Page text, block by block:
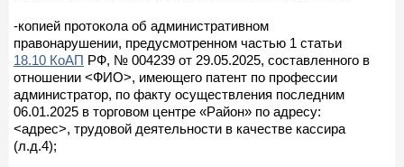
-копией протокола об административном
правонарушении, предусмотренном частью 1 статьи
18.10 КоАП РФ, № 004239 от 29.05.2025, составленного в
отношении <ФИО>, имеющего патент по профессии
администратор, по факту осуществления последним
06.01.2025 в торговом центре «Район» по адресу:
<адрес>, трудовой деятельности в качестве кассира
(л.д.4);